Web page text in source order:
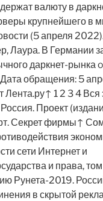
валюту в
крупнейшего в
(5 апреля
Лаура. В Германии
даркнет-рынка
обращения: 5
1 2 3 4 Вся
Проект
Секрет фирмы↑
сети Интернет и
и права,
Рунета-2019.
в скрытой